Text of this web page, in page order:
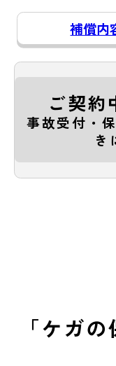
補償内
ご契約
事故受付・
き
「ケガ